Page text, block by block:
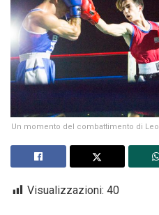
Un momento del combattimento di
Visualizzazioni: 40